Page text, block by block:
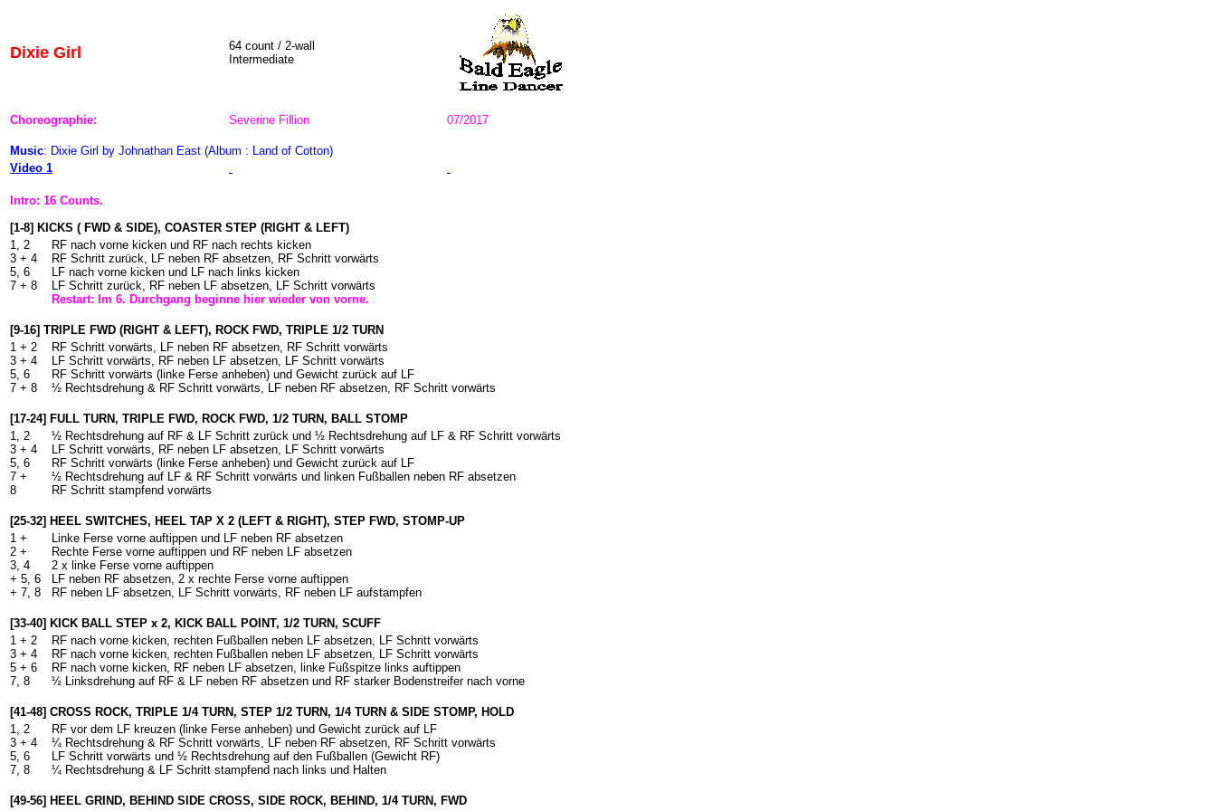
Dixie Girl
64 count / 2-wall
Intermediate
Choreographie: Severine Fillion 07/2017
Music: Dixie Girl by Johnathan East (Album : Land of Cotton)
Video 1
Intro: 16 Counts.
[1-8] KICKS ( FWD & SIDE), COASTER STEP (RIGHT & LEFT)
1, 2
3 + 4
5, 6
7 + 8
RF nach vorne kicken und RF nach rechts kicken
RF Schritt zurück, LF neben RF absetzen, RF Schritt vorwärts
LF nach vorne kicken und LF nach links kicken
LF Schritt zurück, RF neben LF absetzen, LF Schritt vorwärts
Restart: Im 6. Durchgang beginne hier wieder von vorne.
[9-16] TRIPLE FWD (RIGHT & LEFT), ROCK FWD, TRIPLE 1/2 TURN
1 + 2
3 + 4
5, 6
7 + 8
RF Schritt vorwärts, LF neben RF absetzen, RF Schritt vorwärts
LF Schritt vorwärts, RF neben LF absetzen, LF Schritt vorwärts
RF Schritt vorwärts (linke Ferse anheben) und Gewicht zurück auf LF
½ Rechtsdrehung & RF Schritt vorwärts, LF neben RF absetzen, RF Schritt vorwärts
[17-24] FULL TURN, TRIPLE FWD, ROCK FWD, 1/2 TURN, BALL STOMP
1, 2
3 + 4
5, 6
7 +
8
½ Rechtsdrehung auf RF & LF Schritt zurück und ½ Rechtsdrehung auf LF & RF Schritt vorwärts
LF Schritt vorwärts, RF neben LF absetzen, LF Schritt vorwärts
RF Schritt vorwärts (linke Ferse anheben) und Gewicht zurück auf LF
½ Rechtsdrehung auf LF & RF Schritt vorwärts und linken Fußballen neben RF absetzen
RF Schritt stampfend vorwärts
[25-32] HEEL SWITCHES, HEEL TAP X 2 (LEFT & RIGHT), STEP FWD, STOMP-UP
1 +
2 +
3, 4
+ 5, 6
+ 7, 8
Linke Ferse vorne auftippen und LF neben RF absetzen
Rechte Ferse vorne auftippen und RF neben LF absetzen
2 x linke Ferse vorne auftippen
LF neben RF absetzen, 2 x rechte Ferse vorne auftippen
RF neben LF absetzen, LF Schritt vorwärts, RF neben LF aufstampfen
[33-40] KICK BALL STEP x 2, KICK BALL POINT, 1/2 TURN, SCUFF
1 + 2
3 + 4
5 + 6
7, 8
RF nach vorne kicken, rechten Fußballen neben LF absetzen, LF Schritt vorwärts
RF nach vorne kicken, rechten Fußballen neben LF absetzen, LF Schritt vorwärts
RF nach vorne kicken, RF neben LF absetzen, linke Fußspitze links auftippen
½ Linksdrehung auf RF & LF neben RF absetzen und RF starker Bodenstreifer nach vorne
[41-48] CROSS ROCK, TRIPLE 1/4 TURN, STEP 1/2 TURN, 1/4 TURN & SIDE STOMP, HOLD
1, 2
3 + 4
5, 6
7, 8
RF vor dem LF kreuzen (linke Ferse anheben) und Gewicht zurück auf LF
¼ Rechtsdrehung & RF Schritt vorwärts, LF neben RF absetzen, RF Schritt vorwärts
LF Schritt vorwärts und ½ Rechtsdrehung auf den Fußballen (Gewicht RF)
¼ Rechtsdrehung & LF Schritt stampfend nach links und Halten
[49-56] HEEL GRIND, BEHIND SIDE CROSS, SIDE ROCK, BEHIND, 1/4 TURN, FWD